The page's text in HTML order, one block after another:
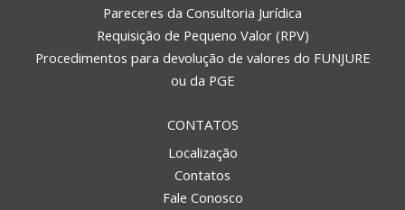
Pareceres da Consultoria Jurídica
Requisição de Pequeno Valor (RPV)
Procedimentos para devolução de valores do FUNJURE
ou da PGE
CONTATOS
Localização
Contatos
Fale Conosco